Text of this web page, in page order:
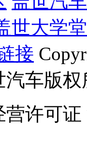
世大学堂
接
汽车版
许可证